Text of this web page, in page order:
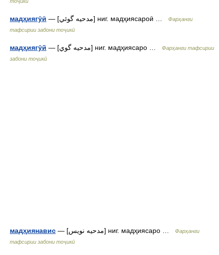
мадҳиягӯӣ — [مدحيه گوئي] ниг. мадҳиясароӣ …
Фарҳанги
тафсирии забони тоҷикӣ
мадҳиягӯй — [مدحيه گوي] ниг. мадҳиясаро …
Фарҳанги тафсирии
забони тоҷикӣ
мадҳиянавис — [مدحيه نويس] ниг. мадҳиясаро …
Фарҳанги
тафсирии забони тоҷикӣ